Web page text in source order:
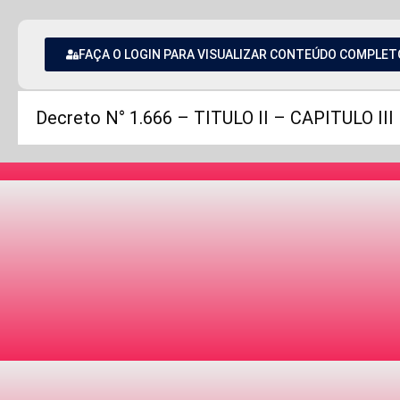
FAÇA O LOGIN PARA VISUALIZAR CONTEÚDO
Decreto N° 1.666 – TITULO II – CAPITULO III